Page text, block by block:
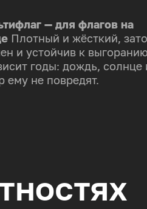
— для флагов на
Плотный и жёсткий, зато
и устойчив к
годы: дождь, солнце
ему не повредят.